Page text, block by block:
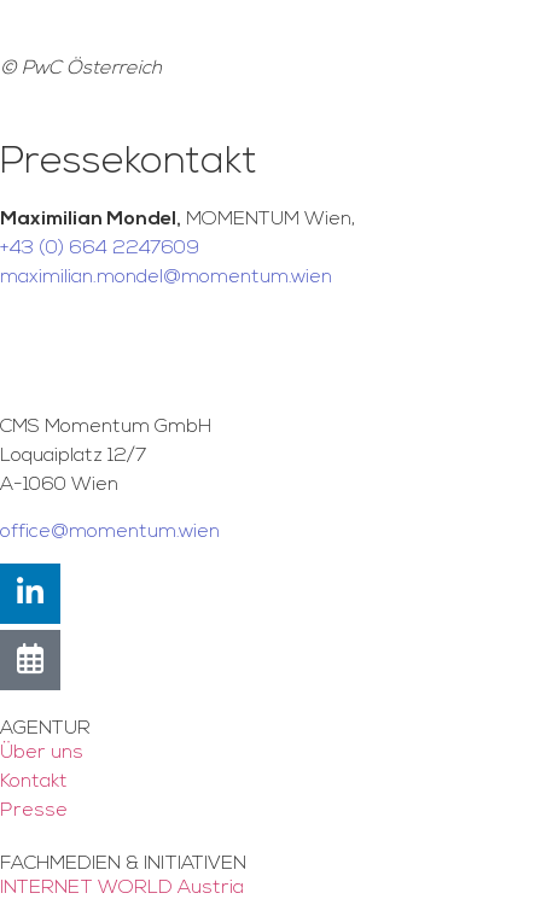
© PwC Österreich
Pressekontakt
Maximilian Mondel, MOMENTUM Wien,
+43 (0) 664 2247609
maximilian.mondel@momentum.wien
CMS Momentum GmbH
Loquaiplatz 12/7
A-1060 Wien
office@momentum.wien
AGENTUR
Über uns
Kontakt
Presse
FACHMEDIEN & INITIATIVEN
INTERNET WORLD Austria